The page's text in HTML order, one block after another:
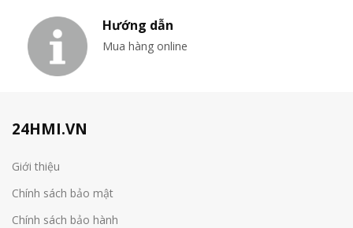
Hướng dẫn
Mua hàng online
24HMI.VN
Giới thiệu
Chính sách bảo mật
Chính sách bảo hành